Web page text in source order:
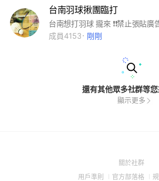
台南羽球揪團臨打
成員4153
剛剛
還有其他眾多社群等
顯示更多
關於社群(Open
用戶準則 (Open
官方部落格